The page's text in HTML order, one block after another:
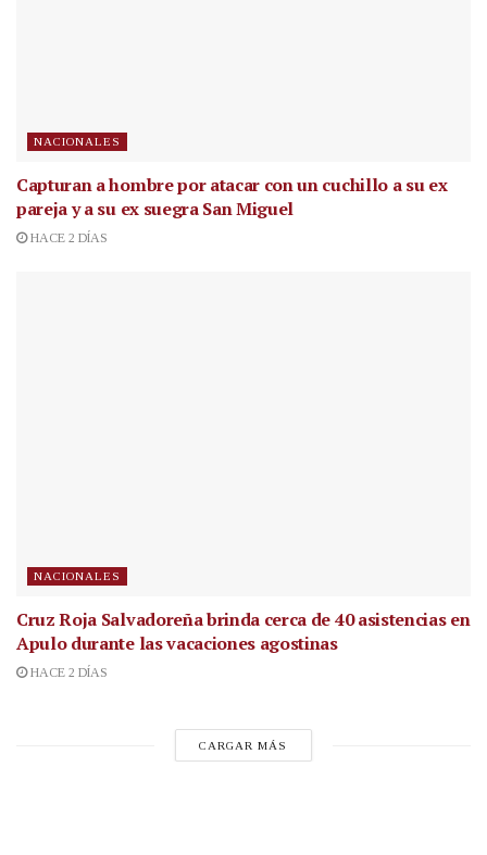
NACIONALES
Capturan a hombre por atacar con un cuchillo a su ex
pareja y a su ex suegra San Miguel
HACE 2 DÍAS
NACIONALES
Cruz Roja Salvadoreña brinda cerca de 40 asistencias en
Apulo durante las vacaciones agostinas
HACE 2 DÍAS
CARGAR MÁS